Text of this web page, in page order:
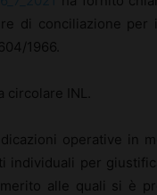
di conciliazione
1966.
INL.
operative in
individuali per
alle quali si è